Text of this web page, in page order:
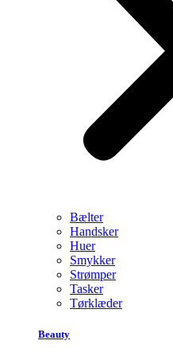
Bælter
Handsker
Huer
Smykker
Strømper
Tasker
Tørklæder
Beauty